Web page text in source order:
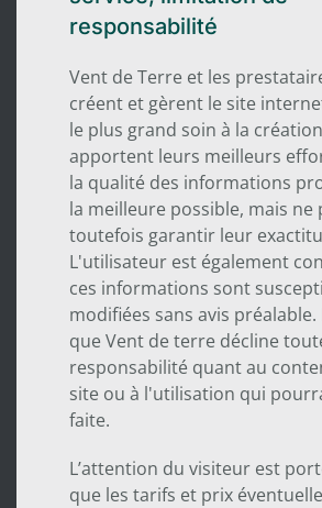
responsabilité
Vent de Terre et les
créent et gèrent le site
le plus grand soin à la
apportent leurs meilleurs
la qualité des informations
la meilleure possible, mais ne
toutefois garantir leur
L'utilisateur est également
ces informations sont
modifiées sans avis
que Vent de terre décline
responsabilité quant au
site ou à l'utilisation qui
faite.
L’attention du visiteur est
que les tarifs et prix